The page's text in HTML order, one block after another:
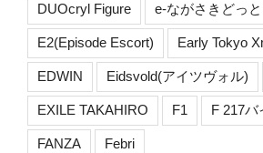
DUOcryl Figure e-ながさきどっ
E2(Episode Escort) Early Tokyo
EDWIN Eidsvold(アイツヴォル)
EXILE TAKAHIRO F1 F 217バ
FANZA Febri